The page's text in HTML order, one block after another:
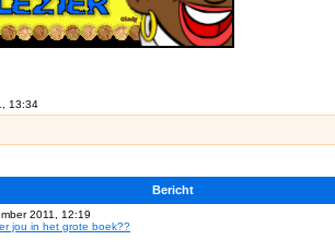
13:34
Bericht
2011, 12:19
jou in het grote boek??